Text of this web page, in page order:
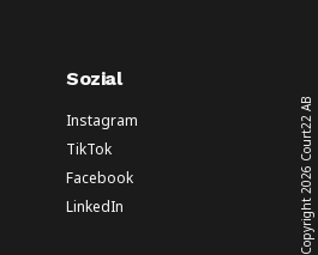
Sozial
Instagram
TikTok
Facebook
LinkedIn
Copyright
2026
Court22 AB